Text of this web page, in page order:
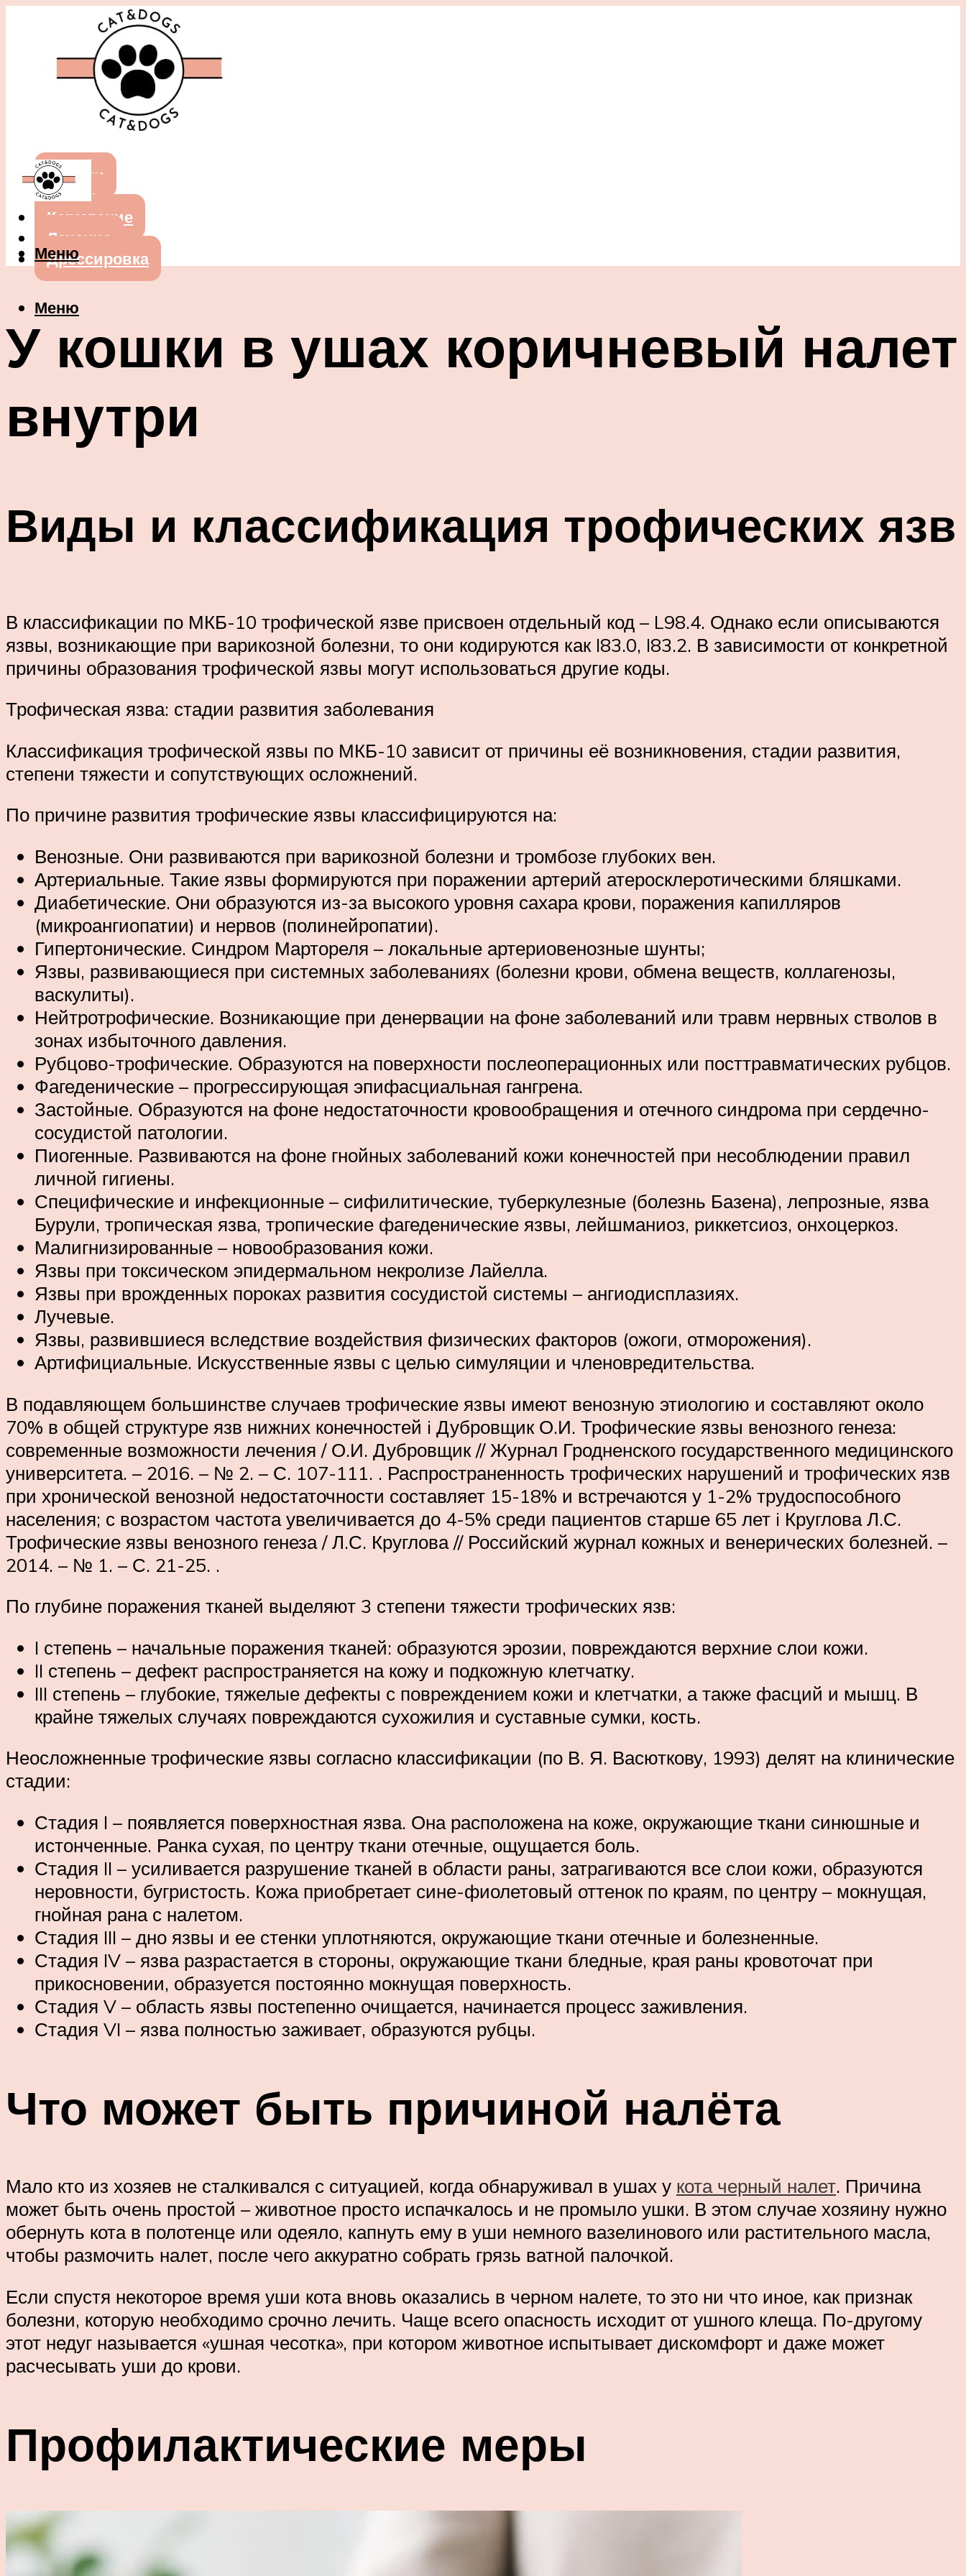
Собаки
Кошки
Кормление
Лечение
Дрессировка
Меню
Меню
У кошки в ушах коричневый налет
внутри
Виды и классификация трофических язв
В классификации по МКБ-10 трофической язве присвоен отдельный код – L98.4. Однако если описываются
язвы, возникающие при варикозной болезни, то они кодируются как I83.0, I83.2. В зависимости от конкретной
причины образования трофической язвы могут использоваться другие коды.
Трофическая язва: стадии развития заболевания
Классификация трофической язвы по МКБ-10 зависит от причины её возникновения, стадии развития,
степени тяжести и сопутствующих осложнений.
По причине развития трофические язвы классифицируются на:
Венозные. Они развиваются при варикозной болезни и тромбозе глубоких вен.
Артериальные. Такие язвы формируются при поражении артерий атеросклеротическими бляшками.
Диабетические. Они образуются из-за высокого уровня сахара крови, поражения капилляров
(микроангиопатии) и нервов (полинейропатии).
Гипертонические. Синдром Мартореля – локальные артериовенозные шунты;
Язвы, развивающиеся при системных заболеваниях (болезни крови, обмена веществ, коллагенозы,
васкулиты).
Нейтротрофические. Возникающие при денервации на фоне заболеваний или травм нервных стволов в
зонах избыточного давления.
Рубцово-трофические. Образуются на поверхности послеоперационных или посттравматических рубцов.
Фагеденические – прогрессирующая эпифасциальная гангрена.
Застойные. Образуются на фоне недостаточности кровообращения и отечного синдрома при сердечно-
сосудистой патологии.
Пиогенные. Развиваются на фоне гнойных заболеваний кожи конечностей при несоблюдении правил
личной гигиены.
Специфические и инфекционные – сифилитические, туберкулезные (болезнь Базена), лепрозные, язва
Бурули, тропическая язва, тропические фагеденические язвы, лейшманиоз, риккетсиоз, онхоцеркоз.
Малигнизированные – новообразования кожи.
Язвы при токсическом эпидермальном некролизе Лайелла.
Язвы при врожденных пороках развития сосудистой системы – ангиодисплазиях.
Лучевые.
Язвы, развившиеся вследствие воздействия физических факторов (ожоги, отморожения).
Артифициальные. Искусственные язвы с целью симуляции и членовредительства.
В подавляющем большинстве случаев трофические язвы имеют венозную этиологию и составляют около
70% в общей структуре язв нижних конечностей i Дубровщик О.И. Трофические язвы венозного генеза:
современные возможности лечения / О.И. Дубровщик // Журнал Гродненского государственного медицинского
университета. – 2016. – № 2. – С. 107-111. . Распространенность трофических нарушений и трофических язв
при хронической венозной недостаточности составляет 15-18% и встречаются у 1-2% трудоспособного
населения; с возрастом частота увеличивается до 4-5% среди пациентов старше 65 лет i Круглова Л.С.
Трофические язвы венозного генеза / Л.С. Круглова // Российский журнал кожных и венерических болезней. –
2014. – № 1. – С. 21-25. .
По глубине поражения тканей выделяют 3 степени тяжести трофических язв:
I степень – начальные поражения тканей: образуются эрозии, повреждаются верхние слои кожи.
II степень – дефект распространяется на кожу и подкожную клетчатку.
III степень – глубокие, тяжелые дефекты с повреждением кожи и клетчатки, а также фасций и мышц. В
крайне тяжелых случаях повреждаются сухожилия и суставные сумки, кость.
Неосложненные трофические язвы согласно классификации (по В. Я. Васюткову, 1993) делят на клинические
стадии:
Стадия I – появляется поверхностная язва. Она расположена на коже, окружающие ткани синюшные и
истонченные. Ранка сухая, по центру ткани отечные, ощущается боль.
Стадия II – усиливается разрушение тканей в области раны, затрагиваются все слои кожи, образуются
неровности, бугристость. Кожа приобретает сине-фиолетовый оттенок по краям, по центру – мокнущая,
гнойная рана с налетом.
Стадия III – дно язвы и ее стенки уплотняются, окружающие ткани отечные и болезненные.
Стадия IV – язва разрастается в стороны, окружающие ткани бледные, края раны кровоточат при
прикосновении, образуется постоянно мокнущая поверхность.
Стадия V – область язвы постепенно очищается, начинается процесс заживления.
Стадия VI – язва полностью заживает, образуются рубцы.
Что может быть причиной налёта
Мало кто из хозяев не сталкивался с ситуацией, когда обнаруживал в ушах у кота черный налет. Причина
может быть очень простой – животное просто испачкалось и не промыло ушки. В этом случае хозяину нужно
обернуть кота в полотенце или одеяло, капнуть ему в уши немного вазелинового или растительного масла,
чтобы размочить налет, после чего аккуратно собрать грязь ватной палочкой.
Если спустя некоторое время уши кота вновь оказались в черном налете, то это ни что иное, как признак
болезни, которую необходимо срочно лечить. Чаще всего опасность исходит от ушного клеща. По-другому
этот недуг называется «ушная чесотка», при котором животное испытывает дискомфорт и даже может
расчесывать уши до крови.
Профилактические меры